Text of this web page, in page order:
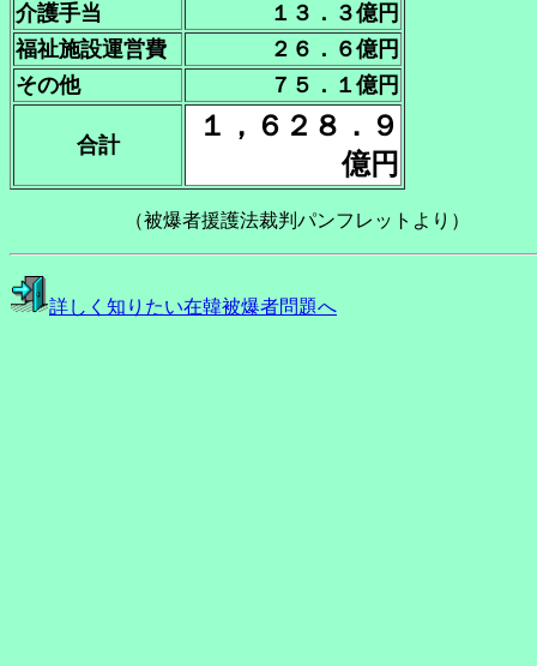
介護手当
１３．３億円
福祉施設運営費
２６．６億円
その他
７５．１億円
合計
１，６２８．９
億円
（被爆者援護法裁判パンフレットより）
詳しく知りたい在韓被爆者問題へ